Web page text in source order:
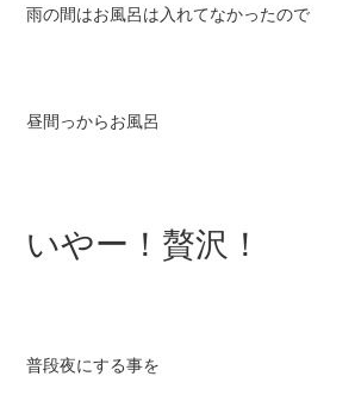
雨の間はお風呂は入れてなかったので
昼間っからお風呂
いやー！贅沢！
普段夜にする事を